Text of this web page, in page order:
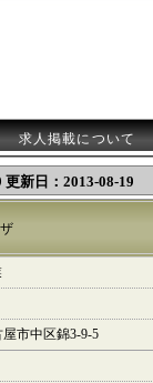
求人掲載について
新日：2013-08-19
市中区錦3-9-5